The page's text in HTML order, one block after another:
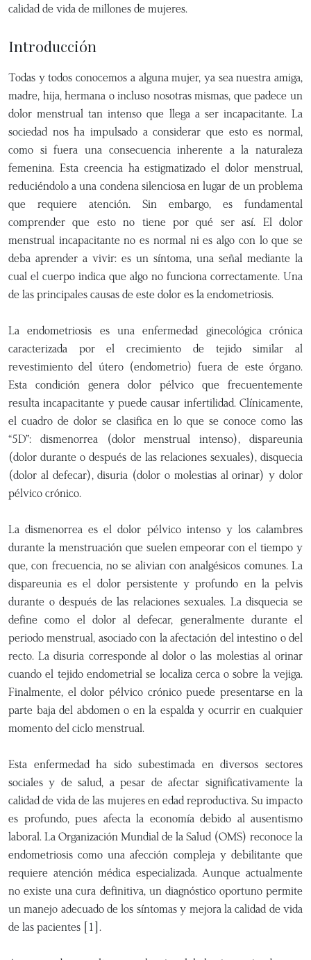
calidad de vida de millones de mujeres.
Introducción
Todas y todos conocemos a alguna mujer, ya sea nuestra amiga,
madre, hija, hermana o incluso nosotras mismas, que padece un
dolor menstrual tan intenso que llega a ser incapacitante. La
sociedad nos ha impulsado a considerar que esto es normal,
como si fuera una consecuencia inherente a la naturaleza
femenina. Esta creencia ha estigmatizado el dolor menstrual,
reduciéndolo a una condena silenciosa en lugar de un problema
que requiere atención. Sin embargo, es fundamental
comprender que esto no tiene por qué ser así. El dolor
menstrual incapacitante no es normal ni es algo con lo que se
deba aprender a vivir: es un síntoma, una señal mediante la
cual el cuerpo indica que algo no funciona correctamente. Una
de las principales causas de este dolor es la endometriosis.
La endometriosis es una enfermedad ginecológica crónica
caracterizada por el crecimiento de tejido similar al
revestimiento del útero (endometrio) fuera de este órgano.
Esta condición genera dolor pélvico que frecuentemente
resulta incapacitante y puede causar infertilidad. Clínicamente,
el cuadro de dolor se clasifica en lo que se conoce como las
“5D”: dismenorrea (dolor menstrual intenso), dispareunia
(dolor durante o después de las relaciones sexuales), disquecia
(dolor al defecar), disuria (dolor o molestias al orinar) y dolor
pélvico crónico.
La dismenorrea es el dolor pélvico intenso y los calambres
durante la menstruación que suelen empeorar con el tiempo y
que, con frecuencia, no se alivian con analgésicos comunes. La
dispareunia es el dolor persistente y profundo en la pelvis
durante o después de las relaciones sexuales. La disquecia se
define como el dolor al defecar, generalmente durante el
periodo menstrual, asociado con la afectación del intestino o del
recto. La disuria corresponde al dolor o las molestias al orinar
cuando el tejido endometrial se localiza cerca o sobre la vejiga.
Finalmente, el dolor pélvico crónico puede presentarse en la
parte baja del abdomen o en la espalda y ocurrir en cualquier
momento del ciclo menstrual.
Esta enfermedad ha sido subestimada en diversos sectores
sociales y de salud, a pesar de afectar significativamente la
calidad de vida de las mujeres en edad reproductiva. Su impacto
es profundo, pues afecta la economía debido al ausentismo
laboral. La Organización Mundial de la Salud (OMS) reconoce la
endometriosis como una afección compleja y debilitante que
requiere atención médica especializada. Aunque actualmente
no existe una cura definitiva, un diagnóstico oportuno permite
un manejo adecuado de los síntomas y mejora la calidad de vida
de las pacientes [1].